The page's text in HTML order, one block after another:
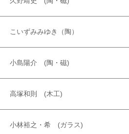
こいずみみゆき（陶）
小島陽介 (陶・磁)
高塚和則 (木工)
小林裕之・希 (ガラス)